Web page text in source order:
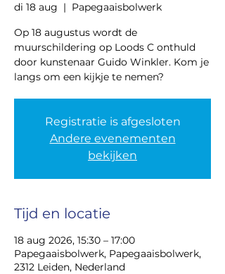
di 18 aug
  |
Papegaaisbolwerk
Op 18 augustus wordt de
muurschildering op Loods C onthuld
door kunstenaar Guido Winkler. Kom je
langs om een kijkje te nemen?
Registratie is afgesloten
Andere evenementen
bekijken
Tijd en locatie
18 aug 2026, 15:30 – 17:00
Papegaaisbolwerk, Papegaaisbolwerk,
2312 Leiden, Nederland